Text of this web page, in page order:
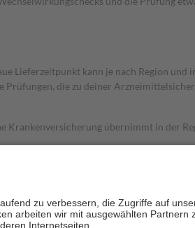
Lieferzeitpunkt kann je nach Region und
die zu deiner
übernimmt in der
fallenkeine Zuzahlungenan bei: